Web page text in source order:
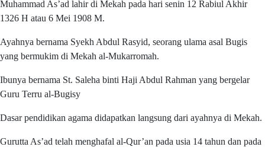
Muhammad As’ad lahir di Mekah pada hari senin 12 Rabiul Akhir
1326 H atau 6 Mei 1908 M.
Ayahnya bernama Syekh Abdul Rasyid, seorang ulama asal Bugis
yang bermukim di Mekah al-Mukarromah.
Ibunya bernama St. Saleha binti Haji Abdul Rahman yang bergelar
Guru Terru al-Bugisy
Dasar pendidikan agama didapatkan langsung dari ayahnya di Mekah.
Gurutta As’ad telah menghafal al-Qur’an pada usia 14 tahun dan pada